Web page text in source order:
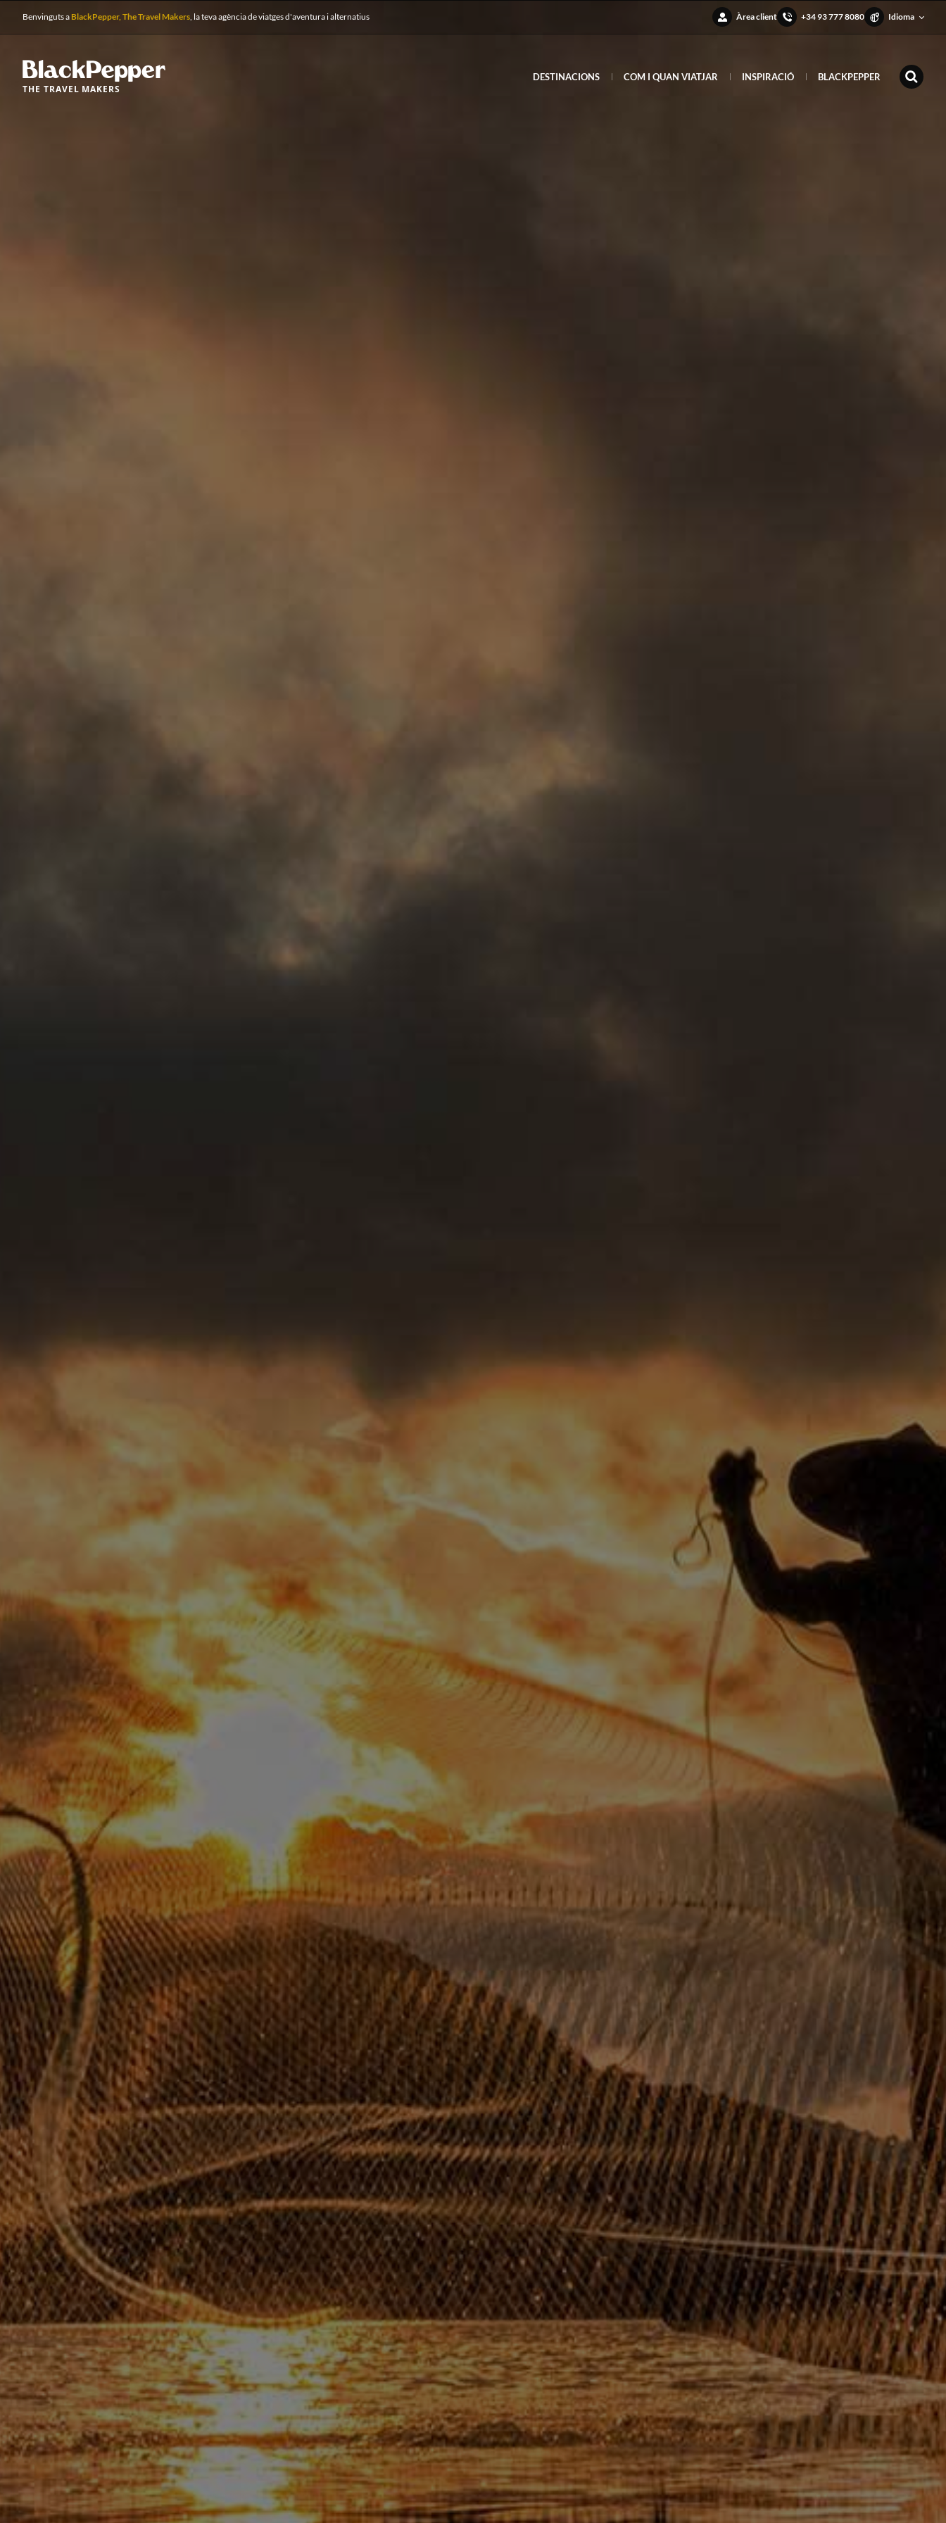
Benvinguts a BlackPepper, The Travel Makers, la teva agència de viatges d'aventura i alternatius Àrea client +34 93 777 8080 Idioma
THE TRAVEL MAKERS
DESTINACIONS COM I QUAN VIATJAR INSPIRACIÓ BLACKPEPPER